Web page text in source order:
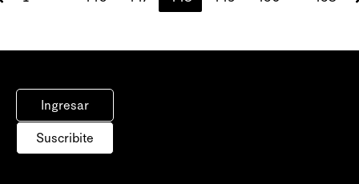
Ingresar
Suscribite